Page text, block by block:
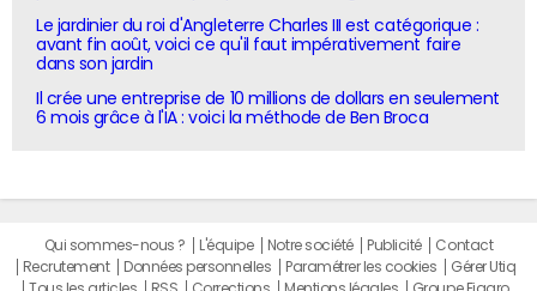
Le jardinier du roi d'Angleterre Charles III est catégorique :
avant fin août, voici ce qu'il faut impérativement faire
dans son jardin
Il crée une entreprise de 10 millions de dollars en seulement
6 mois grâce à l'IA : voici la méthode de Ben Broca
Qui sommes-nous ? L'équipe Notre société Publicité
Contact
Recrutement
Données personnelles Paramétrer les cookies
Gérer Utiq